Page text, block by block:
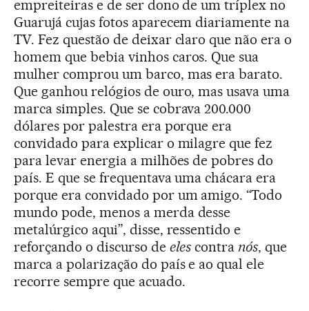
empreiteiras e de ser dono de um tríplex no
Guarujá cujas fotos aparecem diariamente na
TV. Fez questão de deixar claro que não era o
homem que bebia vinhos caros. Que sua
mulher comprou um barco, mas era barato.
Que ganhou relógios de ouro, mas usava uma
marca simples. Que se cobrava 200.000
dólares por palestra era porque era
convidado para explicar o milagre que fez
para levar energia a milhões de pobres do
país. E que se frequentava uma chácara era
porque era convidado por um amigo. “Todo
mundo pode, menos a merda desse
metalúrgico aqui”, disse, ressentido e
reforçando o discurso de eles contranós, que
marca a polarização do país e ao qual ele
recorre sempre que acuado.